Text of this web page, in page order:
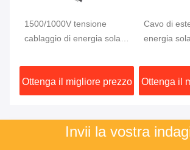
1500/1000V tensione
cablaggio di energia solare
ecocompatibili
Ottenga il migliore prezzo
Cavo di
energia
e
stagnato
Ottenga il
Invii la vostra